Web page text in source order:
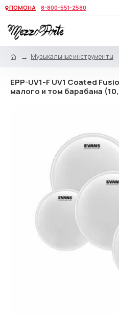
ПОМОНА 8-800-551-2580
Музыкальные инструменты
EPP-UV1-F UV1 Coated
малого и том барабана (10,